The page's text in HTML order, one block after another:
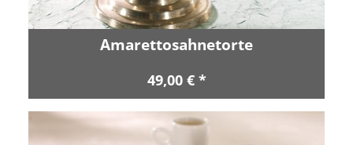
Amarettosahnetorte
49,00 € *